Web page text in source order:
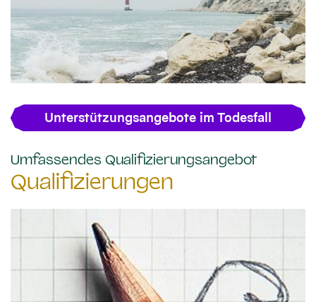
Unterstützungsangebote im Todesfall
Umfassendes Qualifizierungsangebot:
Qualifizierungen